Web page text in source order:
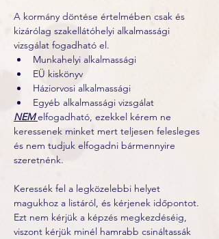
A kormány döntése értelmében csak és
kizárólag szakellátóhelyi alkalmassági
vizsgálat fogadható el.
Munkahelyi alkalmassági
EÜ kiskönyv
Háziorvosi alkalmassági
Egyéb alkalmassági vizsgálat
NEM elfogadható, ezekkel kérem ne
keressenek minket mert teljesen felesleges
és nem tudjuk elfogadni bármennyire
szeretnénk.
Keressék fel a legközelebbi helyet
magukhoz a listáról, és kérjenek időpontot.
Ezt nem kérjük a képzés megkezdéséig,
viszont kérjük minél hamrabb csináltassák